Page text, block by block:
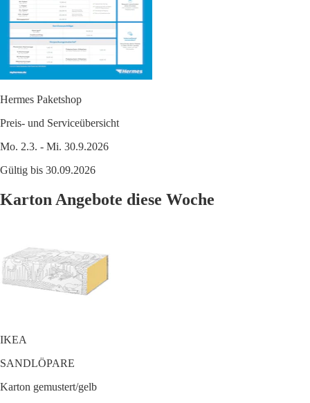
Hermes Paketshop
Preis- und Serviceübersicht
Mo. 2.3. - Mi. 30.9.2026
Gültig bis 30.09.2026
Karton Angebote diese Woche
IKEA
SANDLÖPARE
Karton gemustert/gelb